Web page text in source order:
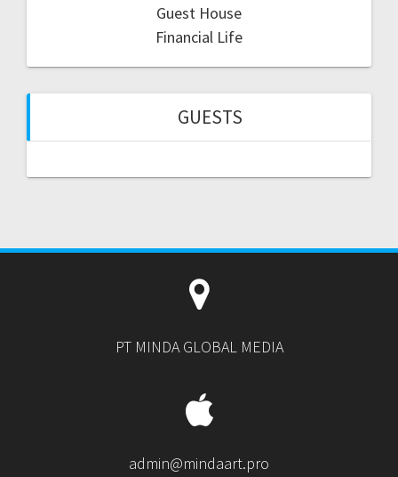
Guest House
Financial Life
GUESTS
PT MINDA GLOBAL MEDIA
admin@mindaart.pro